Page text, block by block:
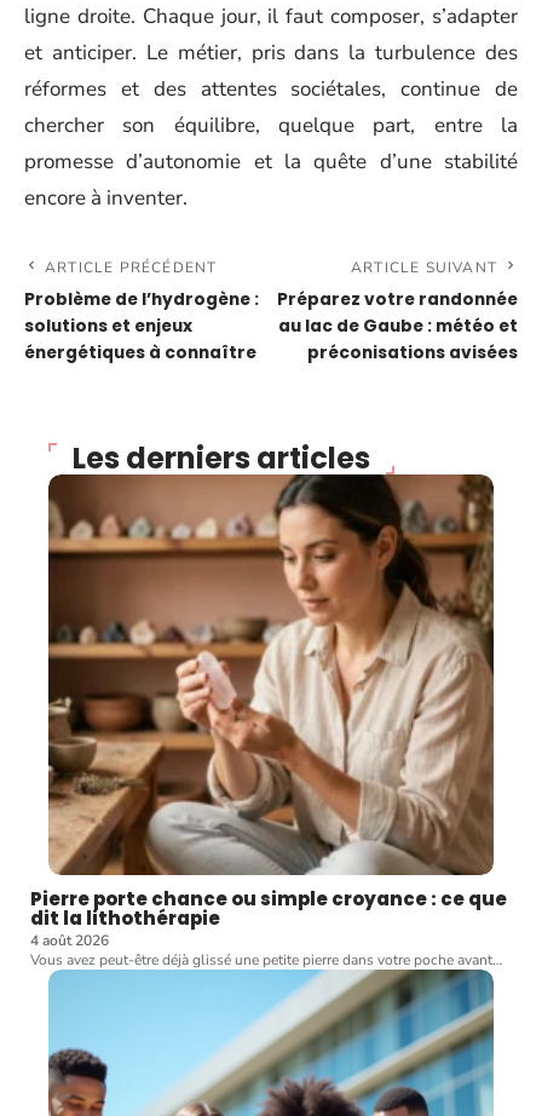
ligne droite. Chaque jour, il faut composer, s’adapter
et anticiper. Le métier, pris dans la turbulence des
réformes et des attentes sociétales, continue de
chercher son équilibre, quelque part, entre la
promesse d’autonomie et la quête d’une stabilité
encore à inventer.
ARTICLE PRÉCÉDENT
Problème de l’hydrogène :
solutions et enjeux
énergétiques à connaître
ARTICLE SUIVANT
Préparez votre randonnée
au lac de Gaube : météo et
préconisations avisées
Les derniers articles
Pierre porte chance ou simple croyance : ce que
dit la lithothérapie
4 août 2026
Vous avez peut-être déjà glissé une petite pierre dans votre poche avant…